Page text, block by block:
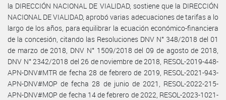
la DIRECCIÓN NACIONAL DE VIALIDAD, sostiene que la DIRECCIÓN
NACIONAL DE VIALIDAD, aprobó varias adecuaciones de tarifas a lo
largo de los años, para equilibrar la ecuación económico-financiera
de la concesión, citando las Resoluciones DNV N° 348/2018 del 01
de marzo de 2018, DNV N° 1509/2018 del 09 de agosto de 2018,
DNV N° 2342/2018 del 26 de noviembre de 2018, RESOL-2019-448-
APN-DNV#MTR de fecha 28 de febrero de 2019, RESOL-2021-943-
APN-DNV#MOP de fecha 28 de junio de 2021, RESOL-2022-215-
APN-DNV#MOP de fecha 14 de febrero de 2022, RESOL-2023-1021-